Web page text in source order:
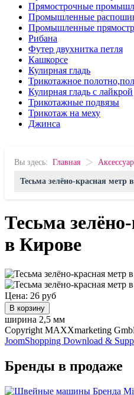
Прямострочные
Промышленные
Промышленные
Рибана
Футер двухнитка петля
Кашкорсе
Кулирная гладь
Трикотажное
Кулирная гладь с лайкрой
Трикотажные подвязы
Трикотаж на меху
Джинса
Вы здесь: Главная >
Тесьма зелёно-красная метр
Тесьма
в Кирове
Цена: 26 руб
В корзину
ширина 2,5 мм
Copyright MAXXmarketing
JoomShopping Download &
Бренды в продаже